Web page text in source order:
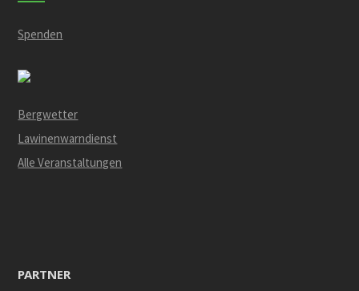
Spenden
Bergwetter
Lawinenwarndienst
Alle Veranstaltungen
PARTNER